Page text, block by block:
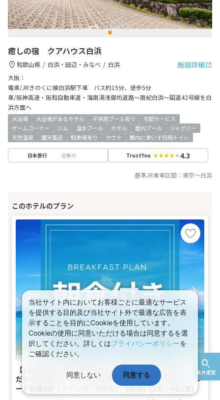
条件変更
癒しの宿 クアハウス白浜
施設詳細
和歌山県 白浜・田辺・みなべ
白浜
大阪：
電車/JRきのくに線白浜駅下車 バス約15分、徒歩5分
車/阪神高速・阪和自動車道・海南湯浅御坊道路～南紀白浜～国道42号線を白
浜方面へ
大浴場 大浴場があるホテル 子供用プール有り
宅配サービス
ゲームコーナー
ジム 温水プール ホテル 屋内プール
ジャグジー
天然温泉
露天風呂 駐車場有り サウナ 館内に車いす利用トイレ
日本旅行 収集中 TrustYou 4.3
基準JR乗車区間： 東京～白浜
【1泊朝食】白浜観光を満喫！温泉でくつろいだ翌朝は、こ
だわり和食膳で一日を始める南紀白浜の温泉旅東館スタンダ
ード和室8畳（トイレ付／Wifi有）【喫煙】(2名～4名1室)
当社サイト内においてお客様ごとに最適なサービス
を提供する目的及び当社サイト外で最適な広告を表
示することを目的にCookieを使用しています。
Cookieの使用に同意いただける場合は同意するを選
択してください。詳しくはプライバシーポリシーを
ご確認ください。
同意しない 同意する